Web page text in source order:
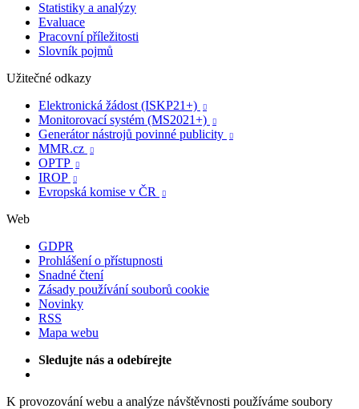
Statistiky a analýzy
Evaluace
Pracovní příležitosti
Slovník pojmů
Užitečné odkazy
Elektronická žádost (ISKP21+)

Monitorovací systém (MS2021+) 
Generátor nástrojů povinné publicity 
MMR.cz 
OPTP 
IROP 
Evropská komise v ČR 
Web
GDPR
Prohlášení o přístupnosti
Snadné čtení
Zásady používání souborů cookie
Novinky
RSS
Mapa webu
Sledujte nás a odebírejte
K provozování webu a analýze návštěvnosti používáme soubory